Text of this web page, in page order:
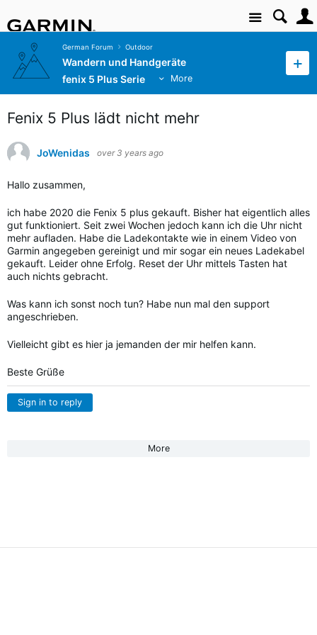
Site
German Forum Outdoor
Wandern und Handgeräte
fenix 5 Plus Serie
More
Fenix 5 Plus lädt nicht mehr
JoWenidas over 3 years ago
Hallo zusammen,
ich habe 2020 die Fenix 5 plus gekauft. Bisher hat eigentlich alles
gut funktioniert. Seit zwei Wochen jedoch kann ich die Uhr nicht
mehr aufladen. Habe die Ladekontakte wie in einem Video von
Garmin angegeben gereinigt und mir sogar ein neues Ladekabel
gekauft. Leider ohne Erfolg. Reset der Uhr mittels Tasten hat
auch nichts gebracht.
Was kann ich sonst noch tun? Habe nun mal den support
angeschrieben.
Vielleicht gibt es hier ja jemanden der mir helfen kann.
Beste Grüße
Sign in to reply
More